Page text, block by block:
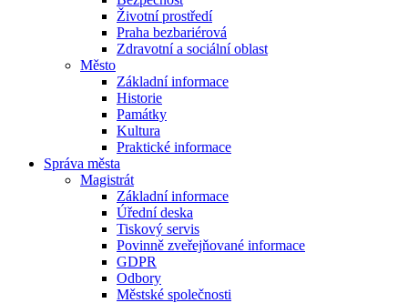
Životní prostředí
Praha bezbariérová
Zdravotní a sociální oblast
Město
Základní informace
Historie
Památky
Kultura
Praktické informace
Správa města
Magistrát
Základní informace
Úřední deska
Tiskový servis
Povinně zveřejňované informace
GDPR
Odbory
Městské společnosti